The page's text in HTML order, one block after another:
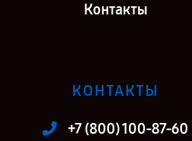
Контакты
КОНТАКТЫ
+7 (800) 100-87-60